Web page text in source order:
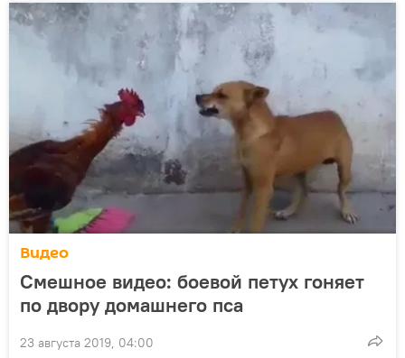
Видео
Смешное видео: боевой петух гоняет
по двору домашнего пса
23 августа 2019, 04:00